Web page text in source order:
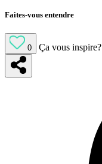
Faites-vous entendre
0 Ça vous inspire?